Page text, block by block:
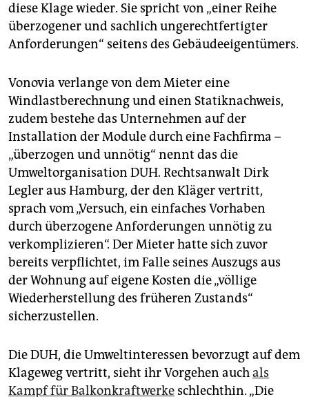
diese Klage wieder. Sie spricht von „einer Reihe
überzogener und sachlich ungerechtfertigter
Anforderungen“ seitens des Gebäudeeigentümers.
Vonovia verlange von dem Mieter eine
Windlastberechnung und einen Statiknachweis,
zudem bestehe das Unternehmen auf der
Installation der Module durch eine Fachfirma –
„überzogen und unnötig“ nennt das die
Umweltorganisation DUH. Rechtsanwalt Dirk
Legler aus Hamburg, der den Kläger vertritt,
sprach vom „Versuch, ein einfaches Vorhaben
durch überzogene Anforderungen unnötig zu
verkomplizieren“. Der Mieter hatte sich zuvor
bereits verpflichtet, im Falle seines Auszugs aus
der Wohnung auf eigene Kosten die „völlige
Wiederherstellung des früheren Zustands“
sicherzustellen.
Die DUH, die Umweltinteressen bevorzugt auf dem
Klageweg vertritt, sieht ihr Vorgehen auchals
Kampf für Balkonkraftwerke schlechthin. „Die